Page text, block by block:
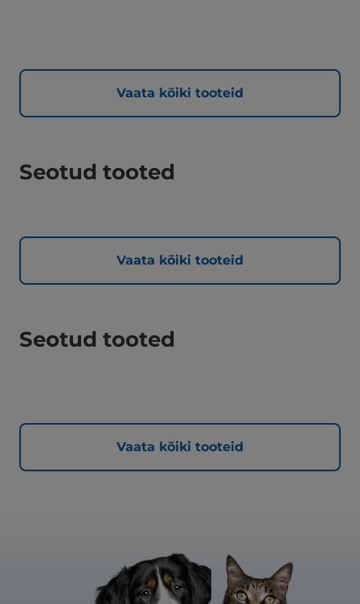
Vaata kõiki tooteid
Seotud tooted
Vaata kõiki tooteid
Seotud tooted
Vaata kõiki tooteid